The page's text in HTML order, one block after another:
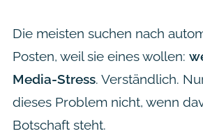
Die meisten suchen nach
Posten, weil sie eines wollen:
Media-Stress. Verständlich.
dieses Problem nicht, wenn
Botschaft steht.